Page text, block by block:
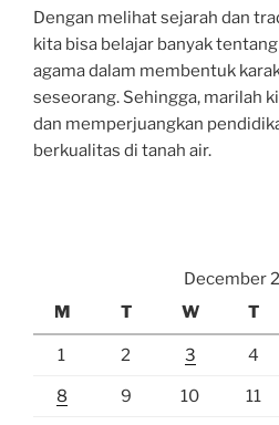
Dengan melihat sejarah dan
kita bisa belajar banyak
agama dalam membentuk
seseorang. Sehingga, marilah
dan memperjuangkan
berkualitas di tanah air.
December
M
T W T
1 2 3 4
8 9 10 11